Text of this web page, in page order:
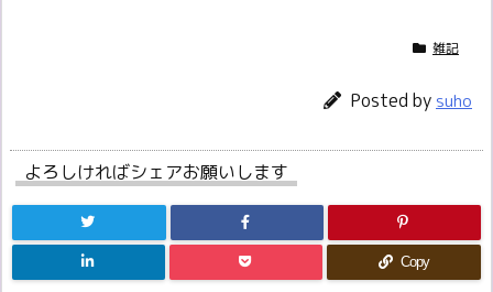
雑記
Posted by suho
よろしければシェアお願いします
Copy